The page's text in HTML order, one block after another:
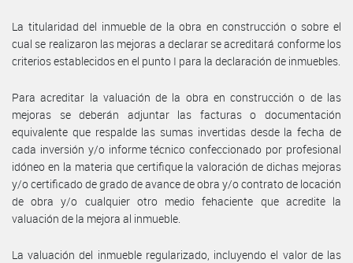
La titularidad del inmueble de la obra en construcción o sobre el
cual se realizaron las mejoras a declarar se acreditará conforme los
criterios establecidos en el punto I para la declaración de inmuebles.
Para acreditar la valuación de la obra en construcción o de las
mejoras se deberán adjuntar las facturas o documentación
equivalente que respalde las sumas invertidas desde la fecha de
cada inversión y/o informe técnico confeccionado por profesional
idóneo en la materia que certifique la valoración de dichas mejoras
y/o certificado de grado de avance de obra y/o contrato de locación
de obra y/o cualquier otro medio fehaciente que acredite la
valuación de la mejora al inmueble.
La valuación del inmueble regularizado, incluyendo el valor de las